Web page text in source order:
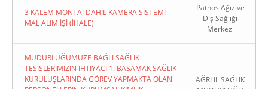
3 KALEM MONTAJ DAHİL KAMERA SİSTEMİ
MAL ALIM İŞİ (İHALE)
Patnos Ağız ve
Diş Sağlığı
Merkezi
MÜDÜRLÜĞÜMÜZE BAĞLI SAĞLIK
TESISLERIMIZIN İHTIYACI 1. BASAMAK SAĞLIK
KURULUŞLARINDA GÖREV YAPMAKTA OLAN
AĞRI İL SAĞLIK